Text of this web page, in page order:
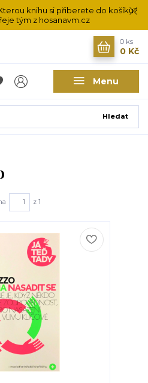
knihu si přiberete do košíku?
tým z hosanavm.cz
Menu
Hledat
0 ks
0 Kč
z 1